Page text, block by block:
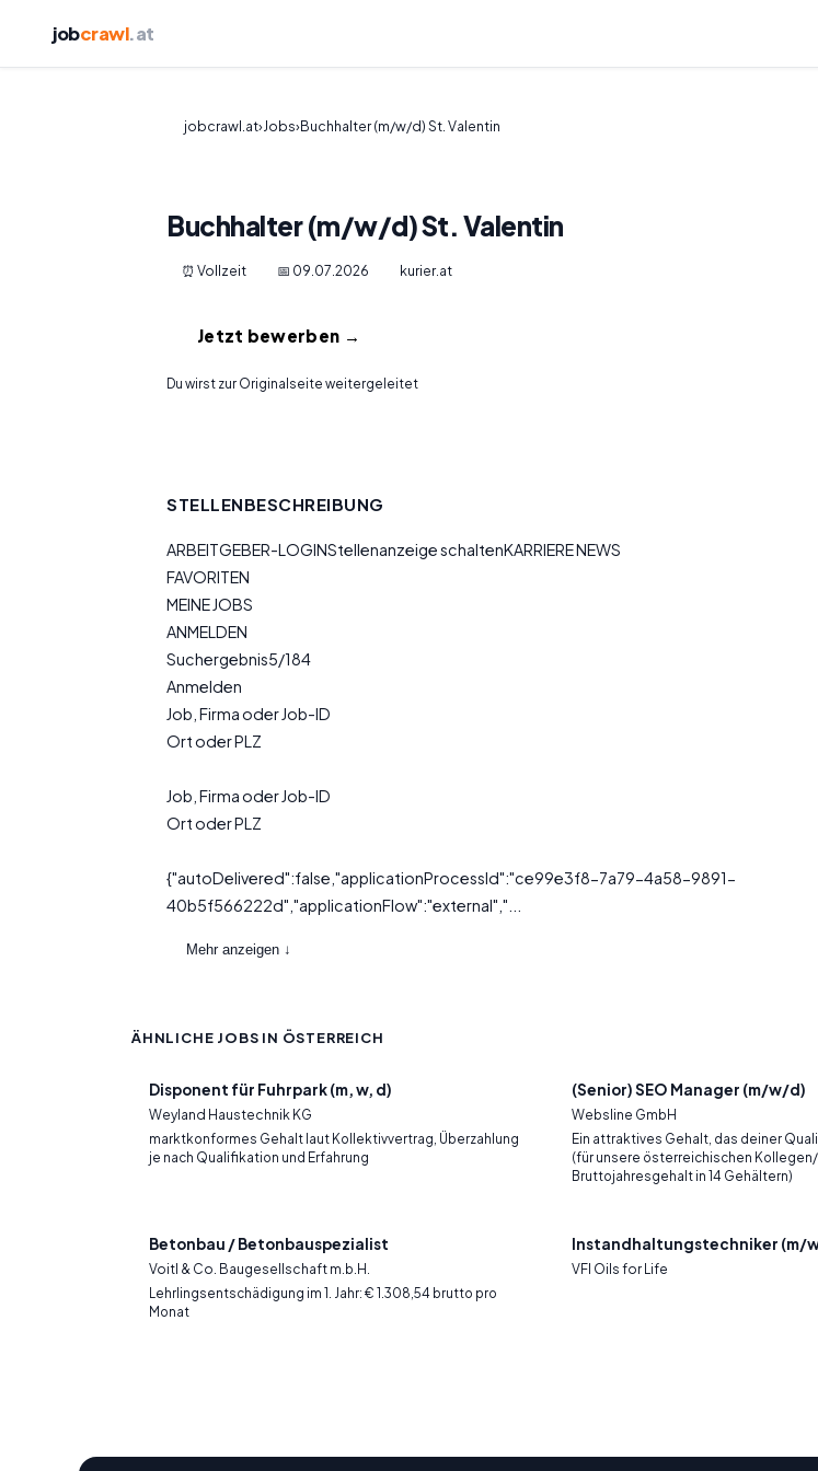
jobcrawl.at
jobcrawl.at›Jobs›Buchhalter (m/w/d) St. Valentin
Buchhalter (m/w/d) St. Valentin
⏰ Vollzeit 📅 09.07.2026 kurier.at
Jetzt bewerben →
Du wirst zur Originalseite weitergeleitet
STELLENBESCHREIBUNG
ARBEITGEBER-LOGINStellenanzeige schaltenKARRIERE NEWS
FAVORITEN
MEINE JOBS
ANMELDEN
Suchergebnis5/184
Anmelden
Job, Firma oder Job-ID
Ort oder PLZ
Job, Firma oder Job-ID
Ort oder PLZ
{"autoDelivered":false,"applicationProcessId":"ce99e3f8-7a79-4a58-9891-
40b5f566222d","applicationFlow":"external","...
Mehr anzeigen ↓
ÄHNLICHE JOBS IN ÖSTERREICH
Disponent für Fuhrpark (m, w, d)
Weyland Haustechnik KG
marktkonformes Gehalt laut Kollektivvertrag, Überzahlung
je nach Qualifikation und Erfahrung
(Senior) SEO Manager (m/w/d)
Websline GmbH
Ein attraktives Gehalt, das deiner
(für unsere österreichischen
Bruttojahresgehalt in 14 Gehältern)
Betonbau / Betonbauspezialist
Voitl & Co. Baugesellschaft m.b.H.
Lehrlingsentschädigung im 1. Jahr: € 1.308,54 brutto pro
Monat
Instandhaltungstechniker (m/
VFI Oils for Life